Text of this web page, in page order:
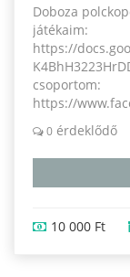
Doboza
játékaim:
https://
csoportom:
https://
0 érdeklődő
10 000 Ft